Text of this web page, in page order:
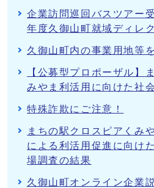
企業訪問巡回バスツアー
年度久御山町就域ディレ
久御山町内の事業用地等
【公募型プロポーザル】
みやま利活用に向けた社
特殊詐欺にご注意！
まちの駅クロスピアくみ
による利活用促進に向け
場調査の結果
久御山町オンライン企業